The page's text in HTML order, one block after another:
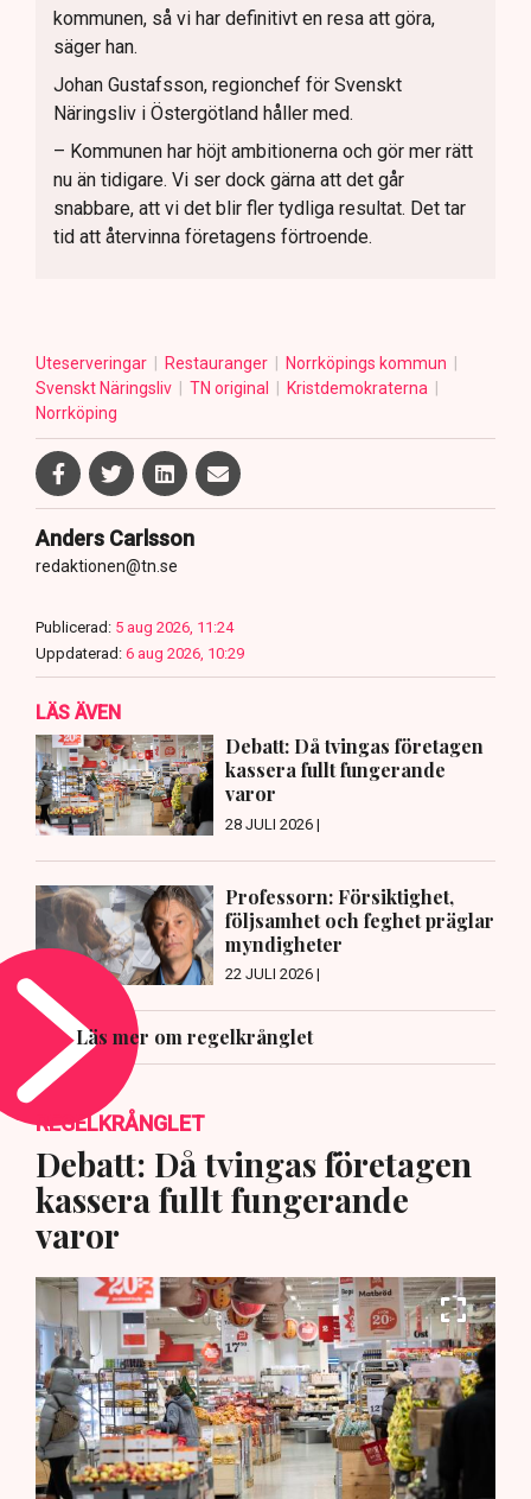
kommunen, så vi har definitivt en resa att göra,
säger han.
Johan Gustafsson, regionchef för Svenskt
Näringsliv i Östergötland håller med.
– Kommunen har höjt ambitionerna och gör mer rätt
nu än tidigare. Vi ser dock gärna att det går
snabbare, att vi det blir fler tydliga resultat. Det tar
tid att återvinna företagens förtroende.
Uteserveringar Restauranger
Norrköpings kommun
Svenskt Näringsliv
TN original
Kristdemokraterna
Norrköping
Anders Carlsson
redaktionen@tn.se
Publicerad: 5 aug 2026, 11:24
Uppdaterad: 6 aug 2026, 10:29
LÄS ÄVEN
Debatt: Då tvingas företagen
kassera fullt fungerande
varor
28 JULI 2026 |
Professorn: Försiktighet,
följsamhet och feghet präglar
myndigheter
22 JULI 2026 |
Läs mer om regelkrånglet
REGELKRÅNGLET
Debatt: Då tvingas företagen
kassera fullt fungerande
varor